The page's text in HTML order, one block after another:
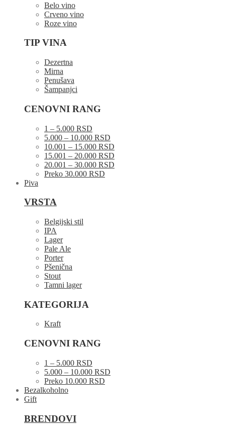
Belo vino
Crveno vino
Roze vino
TIP VINA
Dezertna
Mirna
Penušava
Šampanjci
CENOVNI RANG
1 – 5.000 RSD
5.000 – 10.000 RSD
10.001 – 15.000 RSD
15.001 – 20.000 RSD
20.001 – 30.000 RSD
Preko 30.000 RSD
Piva
VRSTA
Belgijski stil
IPA
Lager
Pale Ale
Porter
Pšenična
Stout
Tamni lager
KATEGORIJA
Kraft
CENOVNI RANG
1 – 5.000 RSD
5.000 – 10.000 RSD
Preko 10.000 RSD
Bezalkoholno
Gift
BRENDOVI